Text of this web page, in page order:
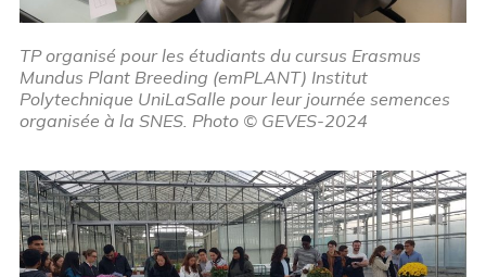
TP organisé pour les étudiants du cursus Erasmus
Mundus Plant Breeding (emPLANT) Institut
Polytechnique UniLaSalle pour leur journée semences
organisée à la SNES. Photo © GEVES-2024